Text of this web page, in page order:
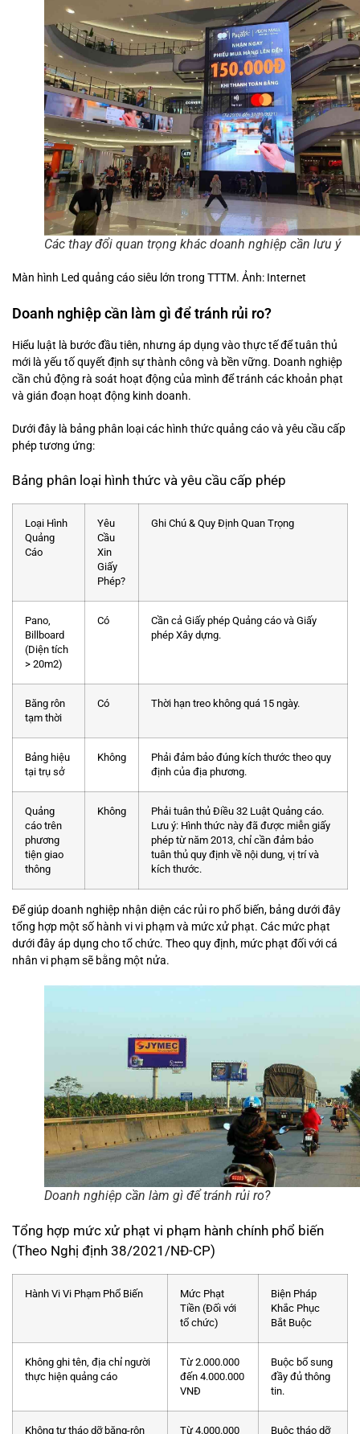
Các thay đổi quan trọng khác doanh nghiệp cần lưu ý
Màn hình Led quảng cáo siêu lớn trong TTTM. Ảnh: Internet
Doanh nghiệp cần làm gì để tránh rủi ro?
Hiểu luật là bước đầu tiên, nhưng áp dụng vào thực tế để tuân thủ
mới là yếu tố quyết định sự thành công và bền vững. Doanh nghiệp
cần chủ động rà soát hoạt động của mình để tránh các khoản phạt
và gián đoạn hoạt động kinh doanh.
Dưới đây là bảng phân loại các hình thức quảng cáo và yêu cầu cấp
phép tương ứng:
Bảng phân loại hình thức và yêu cầu cấp phép
Loại Hình
Quảng
Cáo
Yêu
Cầu
Xin
Giấy
Phép?
Ghi Chú & Quy Định Quan Trọng
Pano,
Billboard
(Diện tích
> 20m2)
Có
Cần cả Giấy phép Quảng cáo và Giấy
phép Xây dựng.
Băng rôn
tạm thời
Có Thời hạn treo không quá 15 ngày.
Bảng hiệu
tại trụ sở
Không
Phải đảm bảo đúng kích thước theo quy
định của địa phương.
Quảng
cáo trên
phương
tiện giao
thông
Không
Phải tuân thủ Điều 32 Luật Quảng cáo.
Lưu ý: Hình thức này đã được miễn giấy
phép từ năm 2013, chỉ cần đảm bảo
tuân thủ quy định về nội dung, vị trí và
kích thước.
Để giúp doanh nghiệp nhận diện các rủi ro phổ biến, bảng dưới đây
tổng hợp một số hành vi vi phạm và mức xử phạt. Các mức phạt
dưới đây áp dụng cho tổ chức. Theo quy định, mức phạt đối với cá
nhân vi phạm sẽ bằng một nửa.
Doanh nghiệp cần làm gì để tránh rủi ro?
Tổng hợp mức xử phạt vi phạm hành chính phổ biến
(Theo Nghị định 38/2021/NĐ-CP)
Hành Vi Vi Phạm Phổ Biến
Mức Phạt
Tiền (Đối với
tổ chức)
Biện Pháp
Khắc Phục
Bắt Buộc
Không ghi tên, địa chỉ người
thực hiện quảng cáo
Từ 2.000.000
đến 4.000.000
VNĐ
Buộc bổ sung
đầy đủ thông
tin.
Không tự tháo dỡ băng-rôn Từ 4.000.000 Buộc tháo dỡ